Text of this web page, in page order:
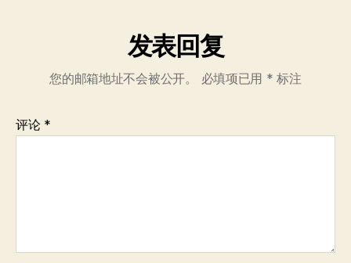
发表回复
您的邮箱地址不会被公开。 必填项已用 * 标注
评论 *